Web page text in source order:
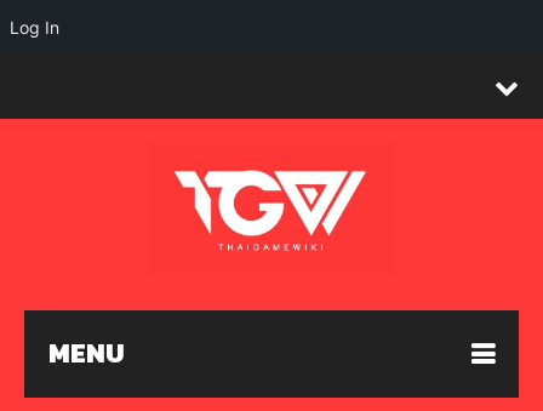
MENU
Log In